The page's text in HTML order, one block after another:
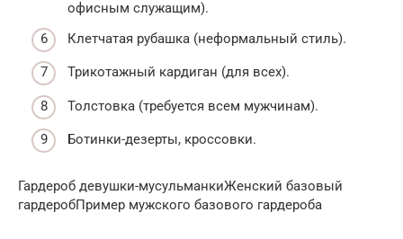
офисным служащим).
Клетчатая рубашка (неформальный стиль).
Трикотажный кардиган (для всех).
Толстовка (требуется всем мужчинам).
Ботинки-дезерты, кроссовки.
Гардероб девушки-мусульманкиЖенский базовый
гардеробПример мужского базового гардероба